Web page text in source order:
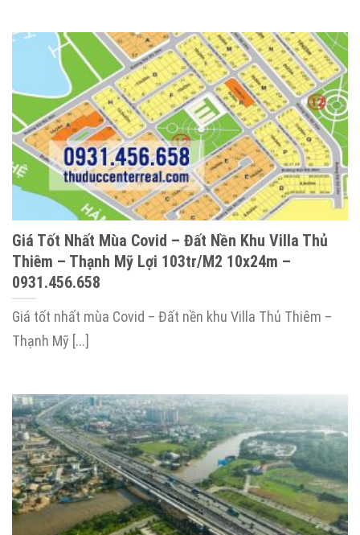
Giá Tốt Nhất Mùa Covid – Đất Nền Khu Villa Thủ
Thiêm – Thạnh Mỹ Lợi 103tr/m2 10x24m –
0931.456.658
Giá tốt nhất mùa Covid – Đất nền khu Villa Thủ Thiêm –
Thạnh Mỹ [...]